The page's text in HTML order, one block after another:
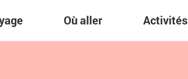
Où aller Activités